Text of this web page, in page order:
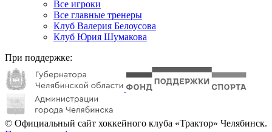
Все игроки
Все главные тренеры
Клуб Валерия Белоусова
Клуб Юрия Шумакова
При поддержке:
© Официальный сайт хоккейного клуба «Трактор» Челябинск.